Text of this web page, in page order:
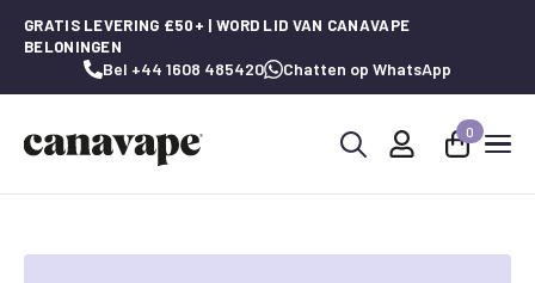
GRATIS LEVERING £50+ | WORD LID VAN CANAVAPE
BELONINGEN
Bel +44 1608 485420 Chatten op WhatsApp
0